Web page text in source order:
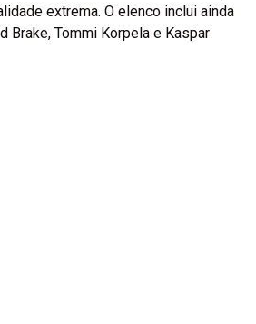
extrema. O elenco inclui ainda
Brake, Tommi Korpela e Kaspar